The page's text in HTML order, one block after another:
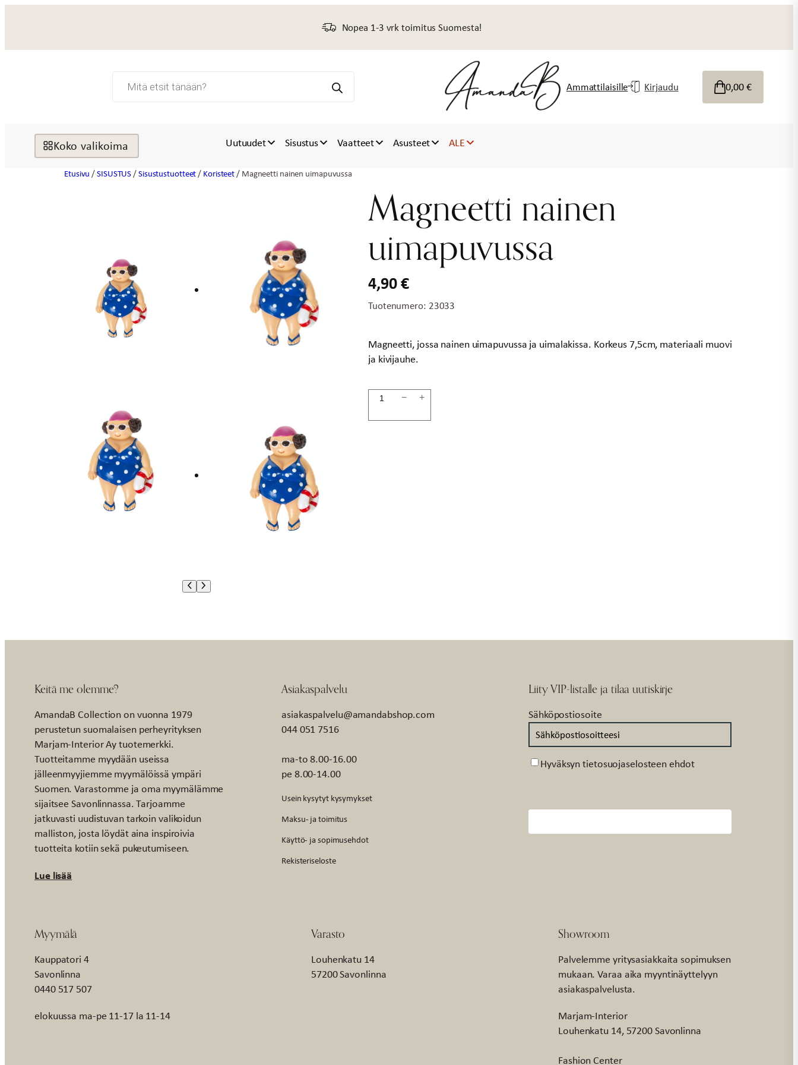
Nopea 1-3 vrk toimitus Suomesta!
search Ammattilaisille Kirjaudu 0,00€
Koko valikoima Uutuudet Sisustus Vaatteet Asusteet ALE
Etusivu /SISUSTUS/Sisustustuotteet/ Koristeet/ Magneetti nainen uimapuvussa
Magneetti nainen
uimapuvussa
4,90€
Tuotenumero: 23033
Magneetti, jossa nainen uimapuvussa ja uimalakissa. Korkeus 7,5cm, materiaali muovi
ja kivijauhe.
Magneetti
− +
Keitä me olemme?
AmandaB Collection on vuonna 1979
perustetun suomalaisen perheyrityksen
Marjam-Interior Ay tuotemerkki.
Tuotteitamme myydään useissa
jälleenmyyjiemme myymälöissä ympäri
Suomen. Varastomme ja oma myymälämme
sijaitsee Savonlinnassa. Tarjoamme
jatkuvasti uudistuvan tarkoin valikoidun
malliston, josta löydät aina inspiroivia
tuotteita kotiin sekä pukeutumiseen.
Lue lisää
Asiakaspalvelu
asiakaspalvelu@amandabshop.com
044 051 7516
ma-to 8.00-16.00
pe 8.00-14.00
Usein kysytyt kysymykset
Maksu- ja toimitus
Käyttö- ja sopimusehdot
Rekisteriseloste
Liity VIP-listalle ja tilaa uutiskirje
Sähköpostiosoite
Suostumus
Hyväksyn tietosuojaselosteen ehdot
Myymälä
Kauppatori 4
Savonlinna
0440 517 507
elokuussa ma-pe 11-17 la 11-14
Varasto
Louhenkatu 14
57200 Savonlinna
Showroom
Palvelemme yritysasiakkaita sopimuksen
mukaan. Varaa aika myyntinäyttelyyn
asiakaspalvelusta.
Marjam-Interior
Louhenkatu 14, 57200 Savonlinna
Fashion Center